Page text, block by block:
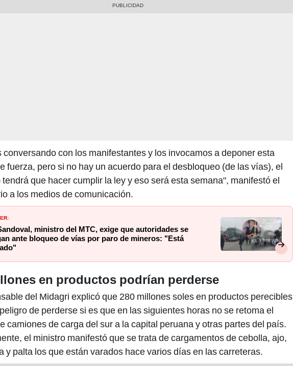
conversando con los manifestantes y los invocamos a deponer esta
fuerza, pero si no hay un acuerdo para el desbloqueo (de las vías), el
que hacer cumplir la ley y eso será esta semana", manifestó el
a los medios de comunicación.
ministro del MTC, exige que autoridades se
ante bloqueo de vías por paro de mineros: "Está
en productos podrían perderse
del Midagri explicó que 280 millones soles en productos perecibles
de perderse si es que en las siguientes horas no se retoma el
camiones de carga del sur a la capital peruana y otras partes del país.
el ministro manifestó que se trata de cargamentos de cebolla, ajo,
y palta los que están varados hace varios días en las carreteras.